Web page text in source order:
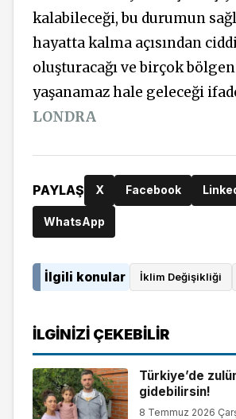
kalabileceği, bu durumun
hayatta kalma açısından
oluşturacağı ve birçok
yaşanamaz hale geleceği
LONDRA
PAYLAŞ X Facebook
WhatsApp
İlgili konular İklim Değişikliği
İLGINIZI ÇEKEBILIR
Türkiye’de
gidebilirsin!
8 Temmuz 2026